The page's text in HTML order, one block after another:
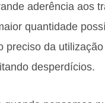
aderência aos
quantidade
preciso da
desperdícios.